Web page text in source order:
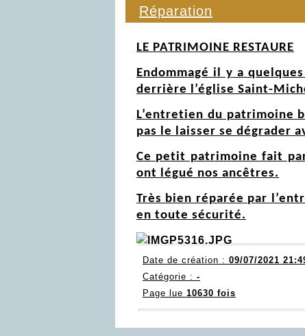
Réparation
LE PATRIMOINE RESTAURE
Endommagé il y a
derrière l’église Saint-
L’entretien du patrimoine
pas le laisser se dégrader
Ce petit patrimoine fait
ont légué nos ancêtres.
Très bien réparée par
en toute sécurité.
Date de création : 09/07/2021
Catégorie : -
Page lue 10630 fois